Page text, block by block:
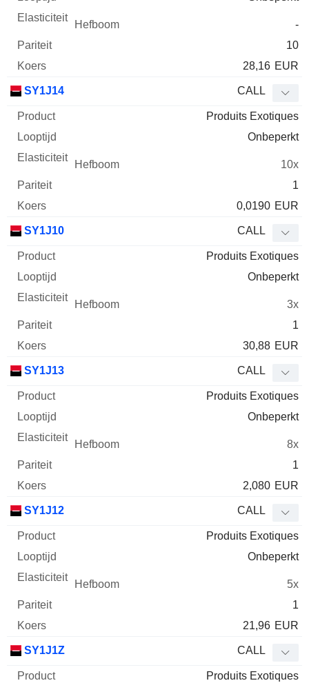
-
10
28,16 EUR
SY1J14 CALL
Produits Exotiques
Onbeperkt
10x
1
0,0190 EUR
SY1J10 CALL
Produits Exotiques
Onbeperkt
3x
1
30,88 EUR
SY1J13 CALL
Produits Exotiques
Onbeperkt
8x
1
2,080 EUR
SY1J12 CALL
Produits Exotiques
Onbeperkt
5x
1
21,96 EUR
SY1J1Z CALL
Produits Exotiques